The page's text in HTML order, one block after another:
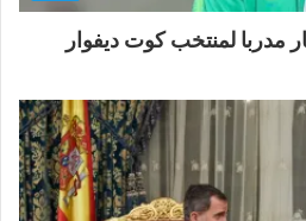
مدربا لمنتخب كوت ديفوار